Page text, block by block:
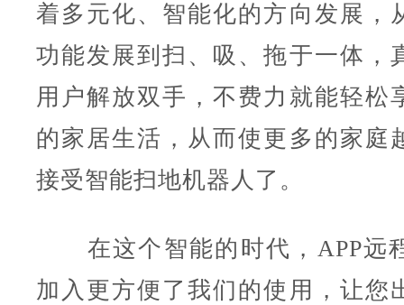
着多元化、智能化的方向发展，
功能发展到扫、吸、拖于一体，
用户解放双手，不费力就能轻松
的家居生活，从而使更多的家庭
接受智能扫地机器人了。
在这个智能的时代，APP远
加入更方便了我们的使用，让您